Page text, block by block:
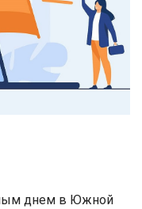
днем в Южной